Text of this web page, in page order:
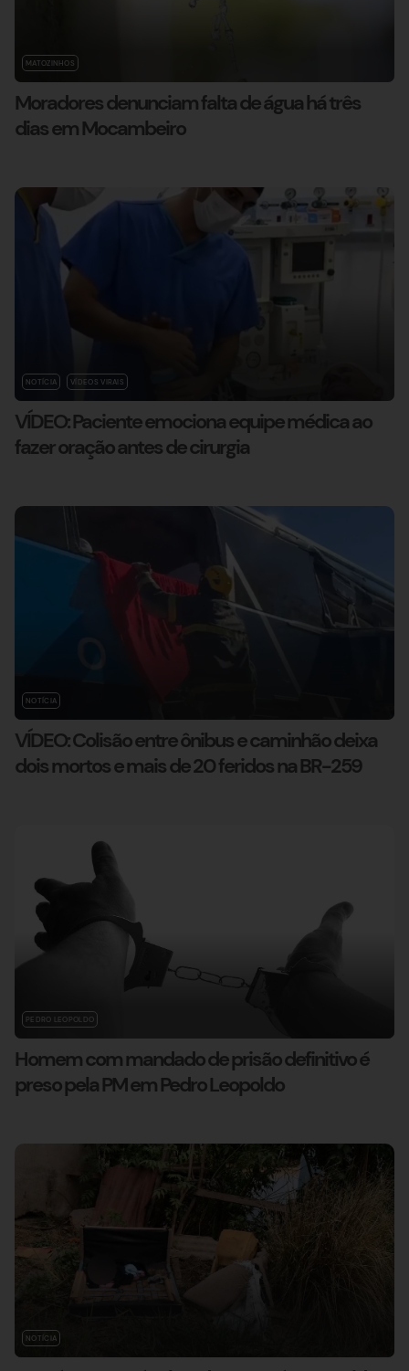
MATOZINHOS
Moradores denunciam falta de água há três
dias em Mocambeiro
NOTÍCIA VÍDEOS VIRAIS
VÍDEO: Paciente emociona equipe médica ao
fazer oração antes de cirurgia
NOTÍCIA
VÍDEO: Colisão entre ônibus e caminhão deixa
dois mortos e mais de 20 feridos na BR-259
PEDRO LEOPOLDO
Homem com mandado de prisão definitivo é
preso pela PM em Pedro Leopoldo
NOTÍCIA